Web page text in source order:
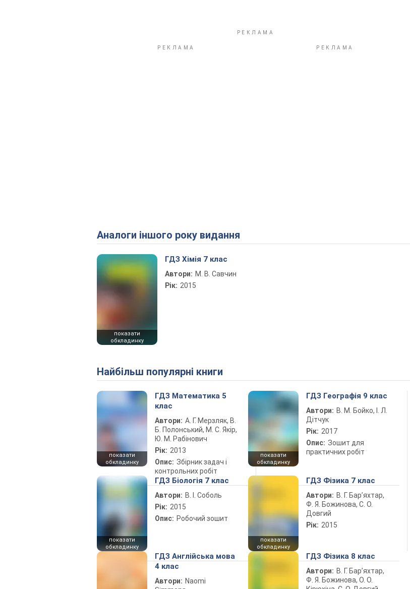
Аналоги іншого року видання
показати
обкладинку
ГДЗ Хімія 7 клас
Автори: М. В. Савчин
Рік: 2015
Найбільш популярні книги
показати
обкладинку
ГДЗ Математика 5
клас
Автори: А. Г. Мерзляк, В.
Б. Полонський, М. С. Якір,
Ю. М. Рабінович
Рік: 2013
Опис: Збірник задач і
контрольних робіт
показати
обкладинку
ГДЗ Географія 9 клас
Автори: В. М. Бойко, І. Л.
Дітчук
Рік: 2017
Опис: Зошит для
практичних робіт
показати
обкладинку
ГДЗ Біологія 7 клас
Автори: В. І. Соболь
Рік: 2015
Опис: Робочий зошит
показати
обкладинку
ГДЗ Фізика 7 клас
Автори: В. Г. Бар’яхтар,
Ф. Я. Божинова, С. О.
Довгий
Рік: 2015
ГДЗ Англійська мова
4 клас
Автори: Naomi
ГДЗ Фізика 8 клас
Автори: В. Г. Бар’яхтар,
Ф. Я. Божинова, О. О.